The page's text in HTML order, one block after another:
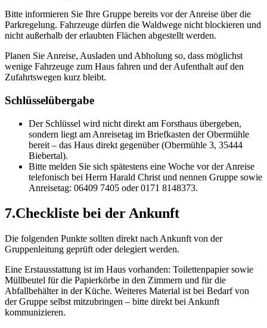
Bitte informieren Sie Ihre Gruppe bereits vor der Anreise über die
Parkregelung. Fahrzeuge dürfen die Waldwege nicht blockieren und
nicht außerhalb der erlaubten Flächen abgestellt werden.
Planen Sie Anreise, Ausladen und Abholung so, dass möglichst
wenige Fahrzeuge zum Haus fahren und der Aufenthalt auf den
Zufahrtswegen kurz bleibt.
Schlüsselübergabe
Der Schlüssel wird nicht direkt am Forsthaus übergeben,
sondern liegt am Anreisetag im Briefkasten der Obermühle
bereit – das Haus direkt gegenüber (Obermühle 3, 35444
Biebertal).
Bitte melden Sie sich spätestens eine Woche vor der Anreise
telefonisch bei Herrn Harald Christ und nennen Gruppe sowie
Anreisetag: 06409 7405 oder 0171 8148373.
7.Checkliste bei der Ankunft
Die folgenden Punkte sollten direkt nach Ankunft von der
Gruppenleitung geprüft oder delegiert werden.
Eine Erstausstattung ist im Haus vorhanden: Toilettenpapier sowie
Müllbeutel für die Papierkörbe in den Zimmern und für die
Abfallbehälter in der Küche. Weiteres Material ist bei Bedarf von
der Gruppe selbst mitzubringen – bitte direkt bei Ankunft
kommunizieren.